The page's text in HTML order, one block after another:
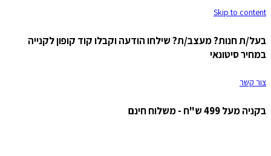
Skip to content
בעל/ת חנות? מעצב/ת? שילחו הודעה וקבלו קוד קופון לקנייה
במחיר סיטונאי
צור קשר
בקניה מעל 499 ש"ח - משלוח חינם